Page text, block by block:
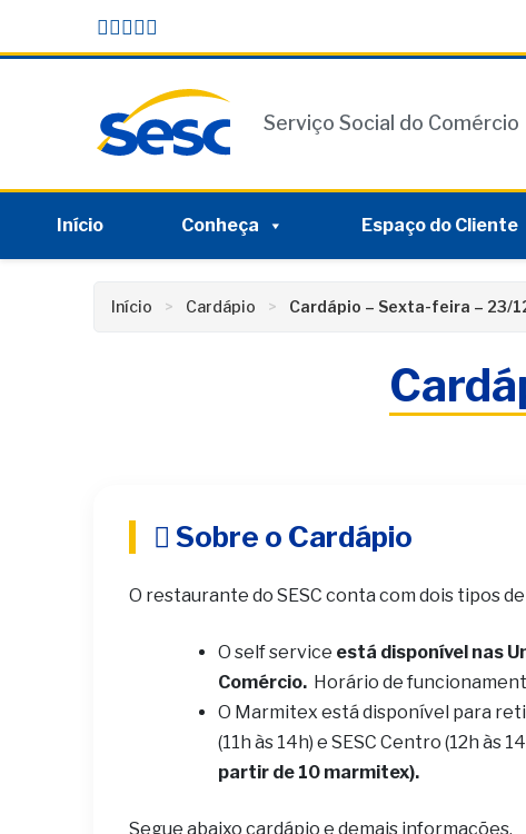
content
Serviço Social do Comércio
Início Conheça Espaço do Cliente
Início Cardápio Cardápio – Sexta-feira – 23/
Sobre o Cardápio
O restaurante do SESC conta com dois tipos
O self service está disponível nas
Comércio. Horário de
O Marmitex está disponível para
(11h às 14h) e SESC Centro (12h às
partir de 10 marmitex).
Segue abaixo cardápio e demais informações.